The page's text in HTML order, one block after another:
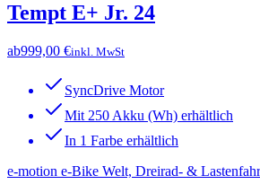
Tempt E+ Jr. 24
ab999,00 €inkl. MwSt
SyncDrive Motor
Mit 250 Akku (Wh) erhältlich
In 1 Farbe erhältlich
e-motion e-Bike Welt, Dreirad- &